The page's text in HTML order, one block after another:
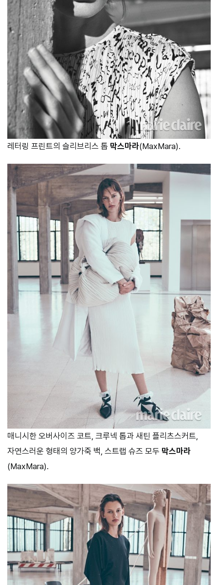
레터링 프린트의 슬리브리스 톱 막스마라(MaxMara).
매니시한 오버사이즈 코트, 크루넥 톱과 새틴 플리츠스커트,
자연스러운 형태의 양가죽 백, 스트랩 슈즈 모두 막스마라
(MaxMara).